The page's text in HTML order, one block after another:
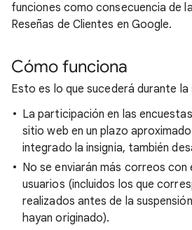
funciones como consecuencia de
Reseñas de Clientes en Google.
Cómo funciona
Esto es lo que sucederá durante la
La participación en las
sitio web en un plazo
integrado la insignia, también
No se enviarán más correos con
usuarios (incluidos los que
realizados antes de la
hayan originado).